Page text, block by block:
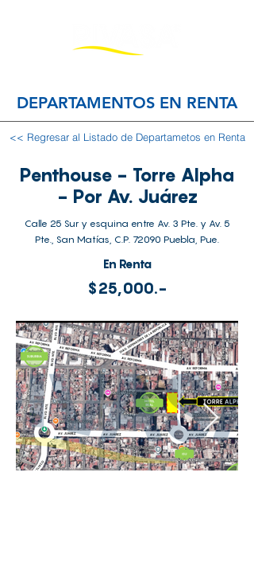
DEPARTAMENTOS EN RENTA
<< Regresar al Listado de Departametos en Renta
Penthouse - Torre Alpha
- Por Av. Juárez
Calle 25 Sur y esquina entre Av. 3 Pte. y Av. 5
Pte., San Matías, C.P. 72090 Puebla, Pue.
En Renta
$25,000.-